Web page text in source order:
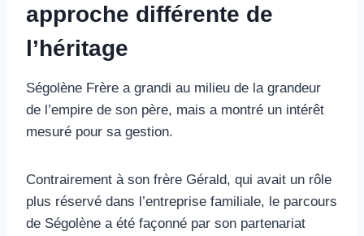
approche différente de
l’héritage
Ségolène Frère a grandi au milieu de la grandeur
de l’empire de son père, mais a montré un intérêt
mesuré pour sa gestion.
Contrairement à son frère Gérald, qui avait un rôle
plus réservé dans l’entreprise familiale, le parcours
de Ségolène a été façonné par son partenariat